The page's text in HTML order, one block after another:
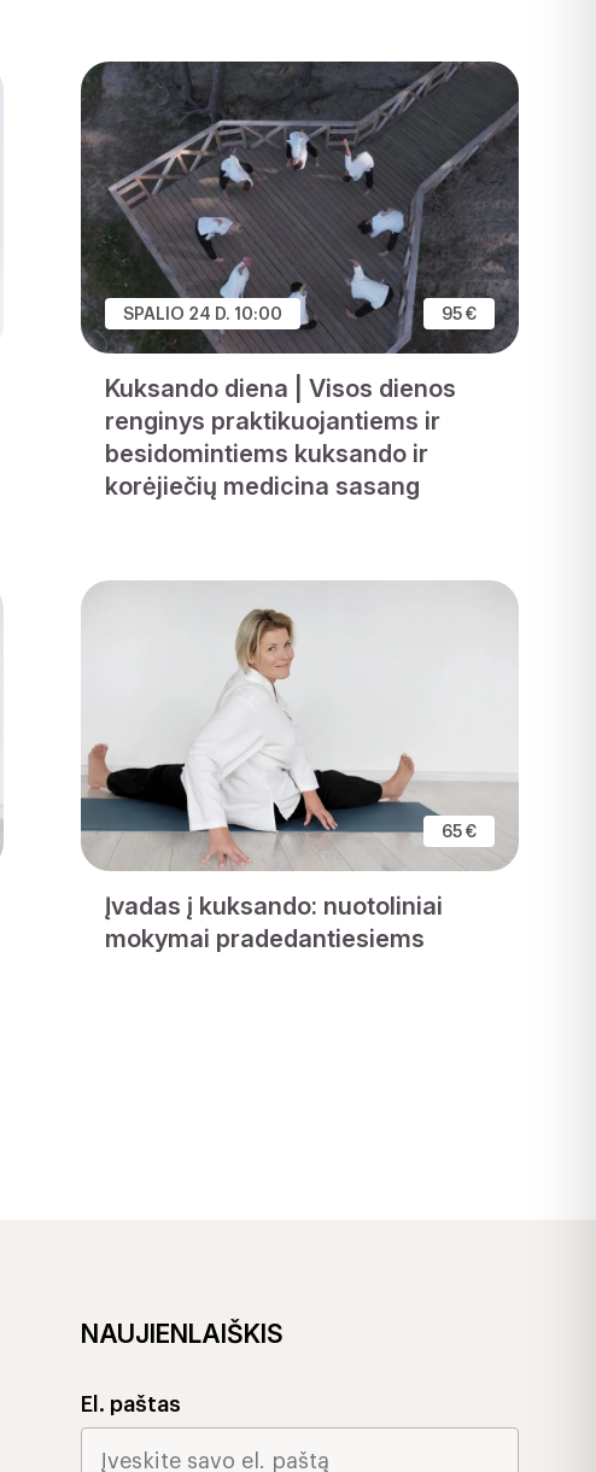
SPALIO 24 D. 10:00 95 €
Kuksando diena | Visos dienos
renginys praktikuojantiems ir
besidomintiems kuksando ir
korėjiečių medicina sasang
65 €
Įvadas į kuksando: nuotoliniai
mokymai pradedantiesiems
NAUJIENLAIŠKIS
El. paštas